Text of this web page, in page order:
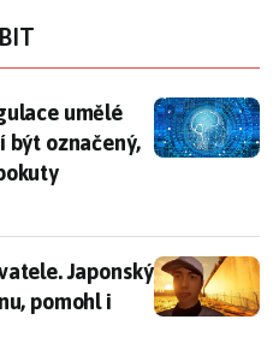
umělé inteligence.
umělé
být označený,
Japonský vývojář
Japonský
pomohl i